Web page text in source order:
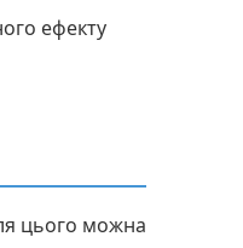
ефекту
цього можна